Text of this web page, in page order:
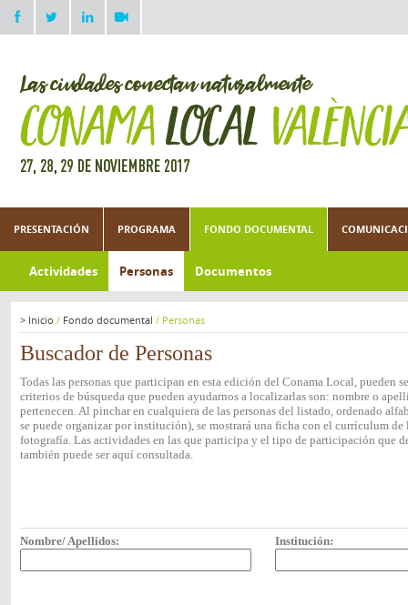
PRESENTACIÓN PROGRAMA FONDO DOCUMENTAL
Actividades Personas Documentos
> Inicio / Fondo documental / Personas
Buscador de Personas
Todas las personas que participan en esta edición del Conama Local, pueden
criterios de búsqueda que pueden ayudarnos a localizarlas son: nombre o
pertenecen. Al pinchar en cualquiera de las personas del listado, ordenado
se puede organizar por institución), se mostrará una ficha con el currículum de
fotografía. Las actividades en las que participa y el tipo de participación que
también puede ser aquí consultada.
Nombre/ Apellidos: Institución: